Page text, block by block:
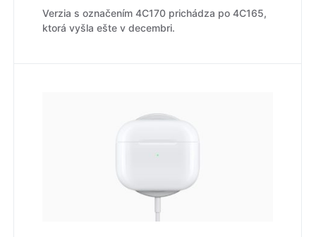
Verzia s označením 4C170 prichádza po 4C165,
ktorá vyšla ešte v decembri.